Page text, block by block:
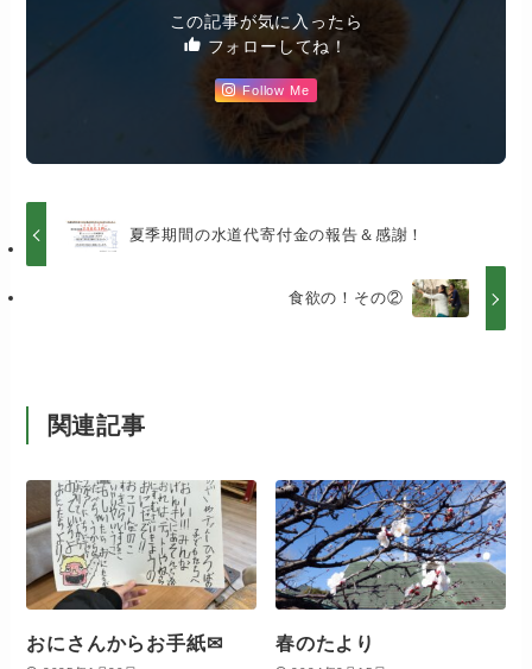
この記事が気に入ったら
フォローしてね！
Follow Me
夏季期間の水道代寄付金の報告＆感謝！
食欲の！その②
関連記事
おにさんからお手紙✉ 春のたより